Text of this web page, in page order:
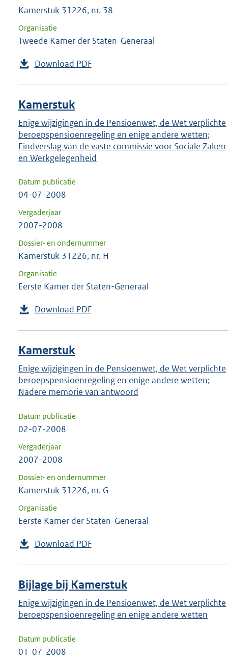
Kamerstuk 31226, nr. 38
Organisatie
Tweede Kamer der Staten-Generaal
Download PDF
Kamerstuk
Enige wijzigingen in de Pensioenwet, de Wet verplichte
beroepspensioenregeling en enige andere wetten;
Eindverslag van de vaste commissie voor Sociale Zaken
en Werkgelegenheid
Datum publicatie
04-07-2008
Vergaderjaar
2007-2008
Dossier- en ondernummer
Kamerstuk 31226, nr. H
Organisatie
Eerste Kamer der Staten-Generaal
Download PDF
Kamerstuk
Enige wijzigingen in de Pensioenwet, de Wet verplichte
beroepspensioenregeling en enige andere wetten;
Nadere memorie van antwoord
Datum publicatie
02-07-2008
Vergaderjaar
2007-2008
Dossier- en ondernummer
Kamerstuk 31226, nr. G
Organisatie
Eerste Kamer der Staten-Generaal
Download PDF
Bijlage bij Kamerstuk
Enige wijzigingen in de Pensioenwet, de Wet verplichte
beroepspensioenregeling en enige andere wetten
Datum publicatie
01-07-2008